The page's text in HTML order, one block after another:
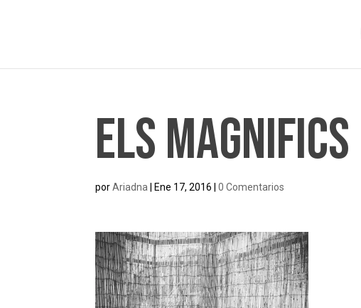
Els Magnifics
porAriadna Ene 17, 2016 |0 Comentarios